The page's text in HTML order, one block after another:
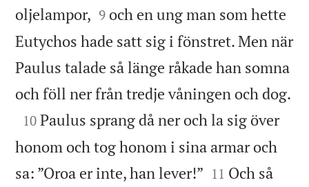
oljelampor, 

9 och en ung man som hette
Eutychos hade satt sig i fönstret. Men när
Paulus talade så länge råkade han somna
och föll ner från tredje våningen och dog.

10 Paulus sprang då ner och la sig över
honom och tog honom i sina armar och
sa: ”Oroa er inte, han lever!” 

11 Och så